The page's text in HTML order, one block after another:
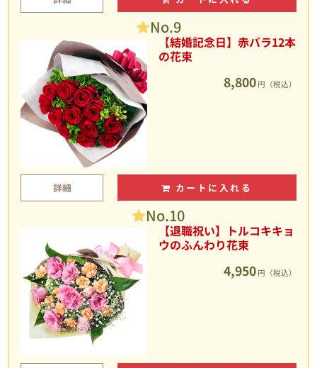
No.9
【結婚記念日】赤バラ12本
の花束
8,800 円（税込）
詳細 カートに入れる
No.10
【退職祝い】トルコキキョ
ウのふんわり花束
4,950 円（税込）